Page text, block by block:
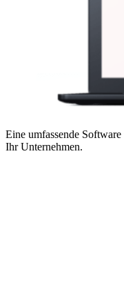
Eine umfassende
Ihr Unternehmen.